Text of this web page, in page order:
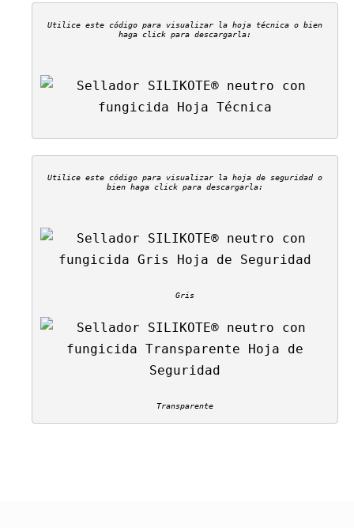
Utilice este código para visualizar la hoja técnica o bien
haga click para descargarla:
Utilice este código para visualizar la hoja de seguridad o
bien haga click para descargarla:
Gris
Transparente